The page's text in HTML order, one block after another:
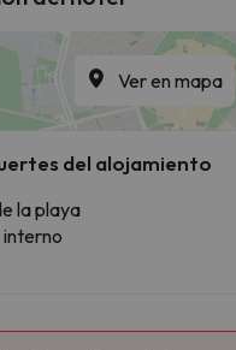
Ver en mapa
del alojamiento
la playa
interno